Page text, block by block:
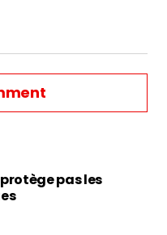
pas les